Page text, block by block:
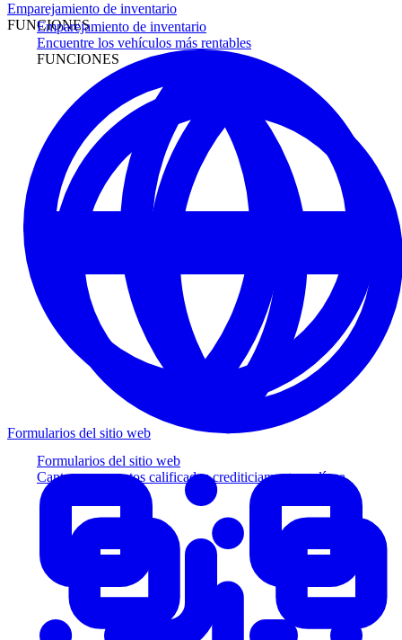
Emparejamiento de inventario
Encuentre los vehículos más rentables
FUNCIONES
Formularios del sitio web
Capture prospectos calificados crediticiamente en línea
Emparejamiento de inventario
FUNCIONES
Formularios del sitio web